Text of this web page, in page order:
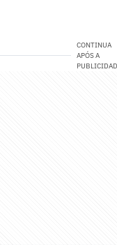
CONTINUA
APÓS A